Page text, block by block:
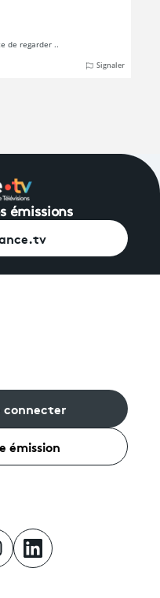
émissions
connecter
émission